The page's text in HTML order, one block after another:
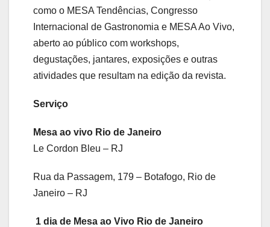
como o MESA Tendências, Congresso
Internacional de Gastronomia e MESA Ao Vivo,
aberto ao público com workshops,
degustações, jantares, exposições e outras
atividades que resultam na edição da revista.
Serviço
Mesa ao vivo Rio de Janeiro
Le Cordon Bleu – RJ
Rua da Passagem, 179 – Botafogo, Rio de
Janeiro – RJ
1 dia de Mesa ao Vivo Rio de Janeiro